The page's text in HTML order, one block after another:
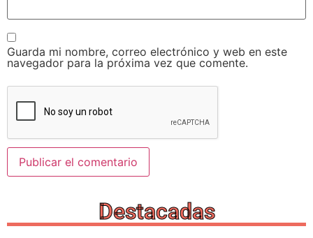
Guarda mi nombre, correo electrónico y web en este
navegador para la próxima vez que comente.
Destacadas